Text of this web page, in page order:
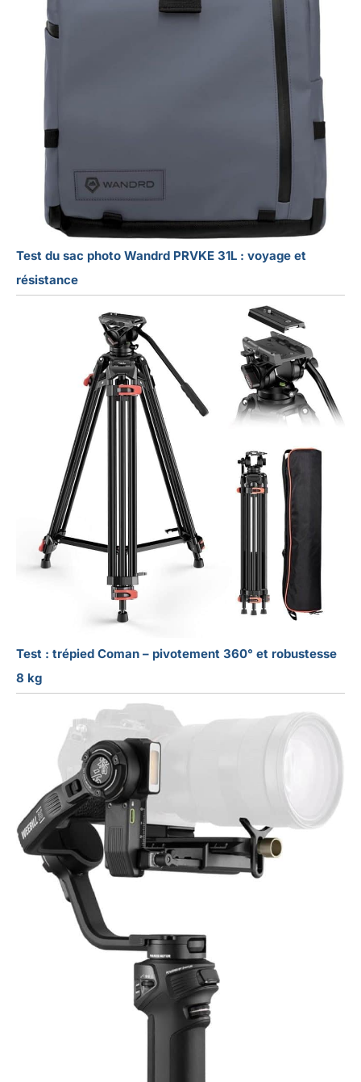
Test du sac photo Wandrd PRVKE 31L : voyage et
résistance
Test : trépied Coman – pivotement 360° et robustesse
8 kg